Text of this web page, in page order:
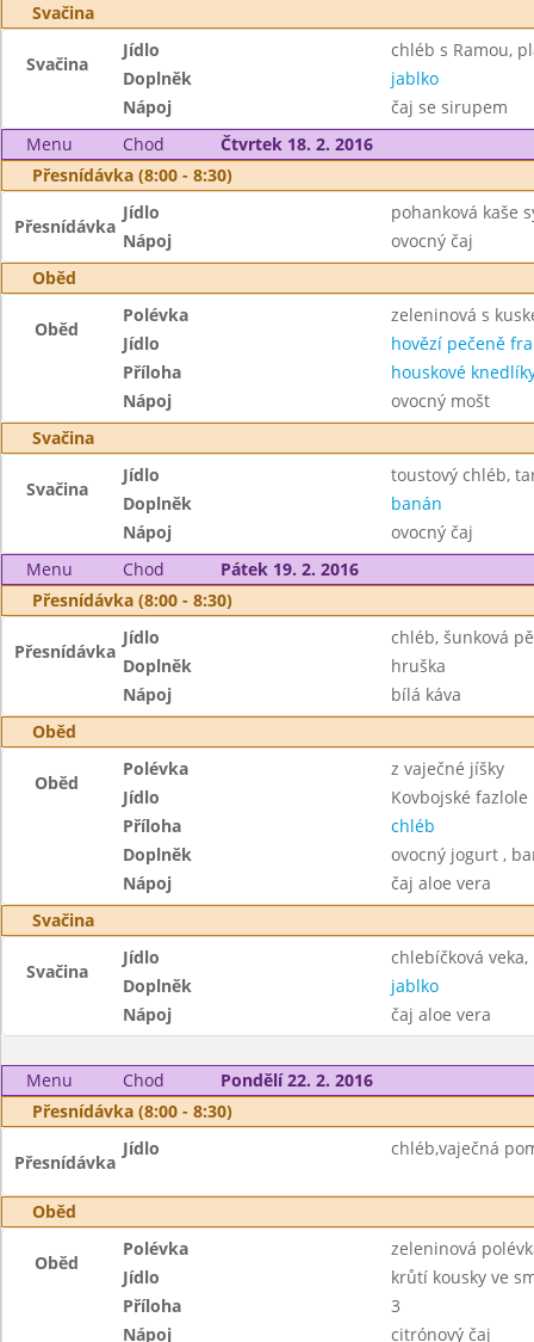
Svačina
Svačina
Jídlo
chléb s Ramou,
Doplněk
jablko
Nápoj
čaj se sirupem
Menu
Chod
Čtvrtek 18. 2. 2016
Přesnídávka (8:00 - 8:30)
Přesnídávka
Jídlo
pohanková kaše
Nápoj
ovocný čaj
Oběd
Oběd
Polévka
zeleninová s
Jídlo
hovězí pečeně
Příloha
houskové
Nápoj
ovocný mošt
Svačina
Svačina
Jídlo
toustový chléb,
Doplněk
banán
Nápoj
ovocný čaj
Menu
Chod
Pátek 19. 2. 2016
Přesnídávka (8:00 - 8:30)
Přesnídávka
Jídlo
chléb, šunková
Doplněk
hruška
Nápoj
bílá káva
Oběd
Oběd
Polévka
z vaječné jíšky
Jídlo
Kovbojské fazlole
Příloha
chléb
Doplněk
ovocný jogurt ,
Nápoj
čaj aloe vera
Svačina
Svačina
Jídlo
chlebíčková
Doplněk
jablko
Nápoj
čaj aloe vera
Menu Chod
Pondělí 22. 2. 2016
Přesnídávka (8:00 - 8:30)
Přesnídávka
Jídlo chléb,vaječná
Oběd
Oběd
Polévka
zeleninová
Jídlo
krůtí kousky ve
Příloha
3
Nápoj
citrónový čaj